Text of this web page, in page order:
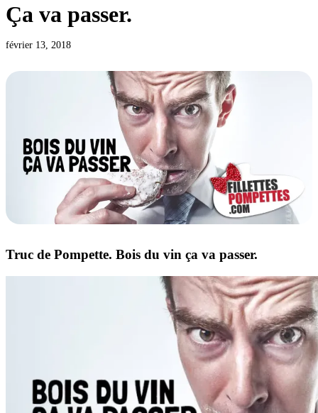
Ça va passer.
février 13, 2018
Truc de Pompette. Bois du vin ça va passer.